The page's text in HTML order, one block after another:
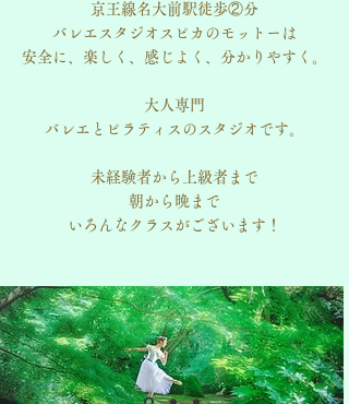
京王線名大前駅徒歩②分
バレエスタジオスピカのモットーは
安全に、
楽しく、 感じよく、 分かりやすく。
大人専門
バレエとピラティスのスタジオです。
未経験者から上級者まで
朝から晩まで
いろんなクラスがございます！​